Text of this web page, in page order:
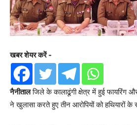
खबर शेयर करें -
नैनीतालजिले के कालाढूंगी क्षेत्र में हुई फायरिंग
ने खुलासा करते हुए तीन आरोपियों को हथियारों के